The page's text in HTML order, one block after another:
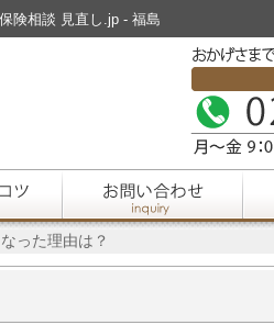
険相談 見直し.jp - 福島
った理由は？